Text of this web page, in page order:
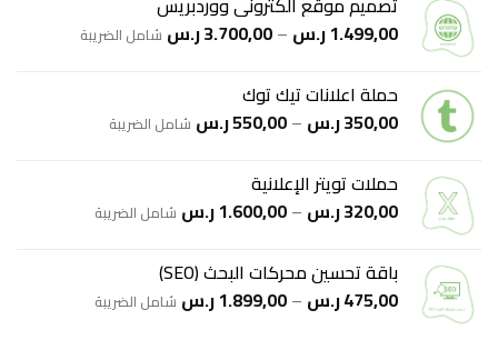
1.499,00ر.س –
3.700,00ر.س نطاق
خلال
شامل الضريبة
حملة اعلانات تيك توك
350,00ر.س –
550,00ر.س نطاق
خلال
شامل الضريبة
حملات تويتر الإعلانية
320,00ر.س –
1.600,00ر.س نطاق
من
خلال
شامل الضريبة
باقة تحسين محركات البحث (SEO)
475,00ر.س –
1.899,00ر.س نطاق
شامل الضريبة